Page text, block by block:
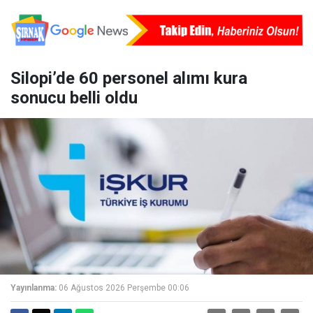
Silopi’de 60 personel alımı kura
sonucu belli oldu
Yayınlanma: 06 Ağustos 2026 Perşembe 00:06